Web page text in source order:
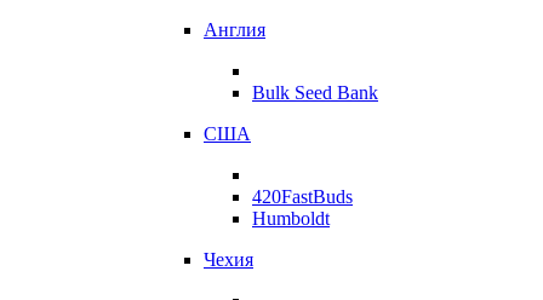
Англия
Bulk Seed Bank
США
420FastBuds
Humboldt
Чехия